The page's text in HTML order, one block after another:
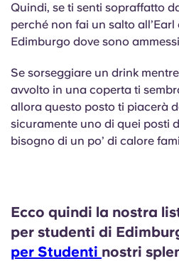
Quindi, se ti senti sopraffatto
perché non fai un salto
Edimburgo dove sono
Se sorseggiare un drink
avvolto in una coperta ti
allora questo posto ti piacerà
sicuramente uno di quei posti
bisogno di un po’ di calore
Ecco quindi la nostra
per studenti di
per Studenti nostri